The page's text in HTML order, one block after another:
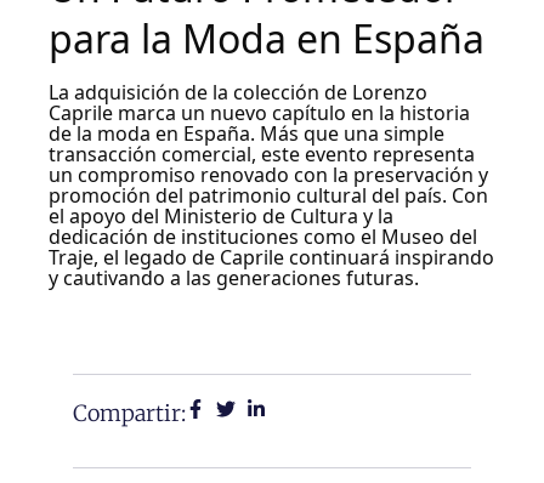
para la Moda en España
La adquisición de la colección de Lorenzo
Caprile marca un nuevo capítulo en la historia
de la moda en España. Más que una simple
transacción comercial, este evento representa
un compromiso renovado con la preservación y
promoción del patrimonio cultural del país. Con
el apoyo del Ministerio de Cultura y la
dedicación de instituciones como el Museo del
Traje, el legado de Caprile continuará inspirando
y cautivando a las generaciones futuras.
Compartir: